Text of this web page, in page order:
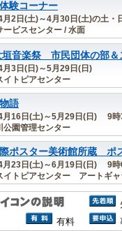
験コーナー
月2日(土)～4月30日(土)の土
ービスセンター / 水面
垣音楽祭 市民団体の部＆
月3日(日)～5月29日(日)
イトピアセンター
語
月16日(土)～5月29日(日) 9
公園管理センター
ポスター美術館所蔵 ポ
月23日(土)～6月19日(日) 9時
イトピアセンター アートギャ
有料